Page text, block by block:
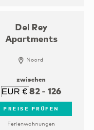
Del Rey
Apartments
Noord
zwischen
82- 126
PREISE PRÜFEN
Ferienwohnungen